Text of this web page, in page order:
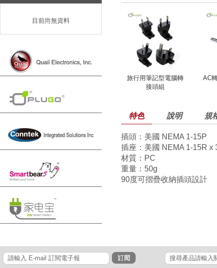
目前尚無資料
旅行用筆記型電腦轉
接頭組
AC
特色 說明 規
插頭：美國 NEMA 1-15P
插座：美國 NEMA 1-15R x
材質：PC
重量：50g
90度可摺疊收納插頭設計